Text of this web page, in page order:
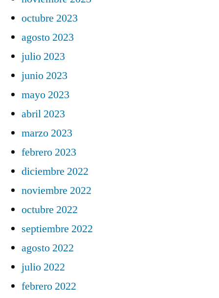
octubre 2023
agosto 2023
julio 2023
junio 2023
mayo 2023
abril 2023
marzo 2023
febrero 2023
diciembre 2022
noviembre 2022
octubre 2022
septiembre 2022
agosto 2022
julio 2022
febrero 2022